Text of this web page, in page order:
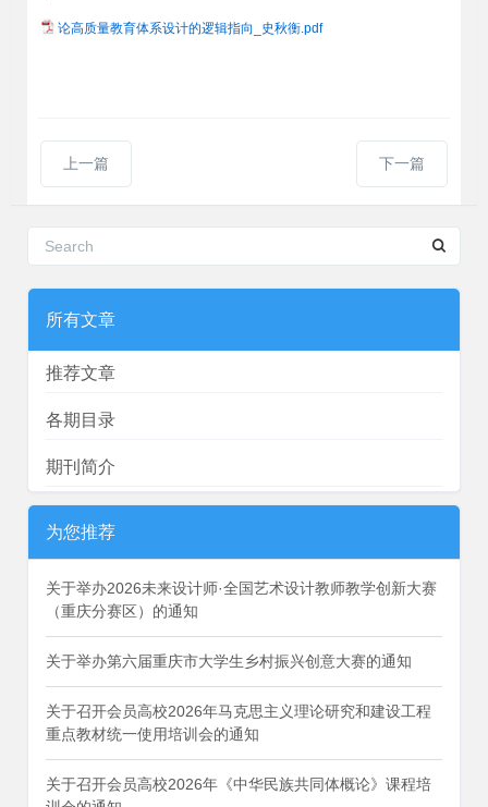
论高质量教育体系设计的逻辑指向_史秋衡.pdf
上一篇 下一篇
所有文章
推荐文章
各期目录
期刊简介
为您推荐
关于举办2026未来设计师·全国艺术设计教师教学创新大赛
（重庆分赛区）的通知
关于举办第六届重庆市大学生乡村振兴创意大赛的通知
关于召开会员高校2026年马克思主义理论研究和建设工程
重点教材统一使用培训会的通知
关于召开会员高校2026年《中华民族共同体概论》课程培